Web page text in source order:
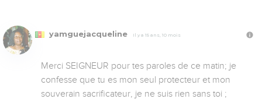
yamguejacqueline Il y a 15 ans, 10 mois
Merci SEIGNEUR pour tes paroles de ce matin; je
confesse que tu es mon seul protecteur et mon
souverain sacrificateur, je ne suis rien sans toi ;